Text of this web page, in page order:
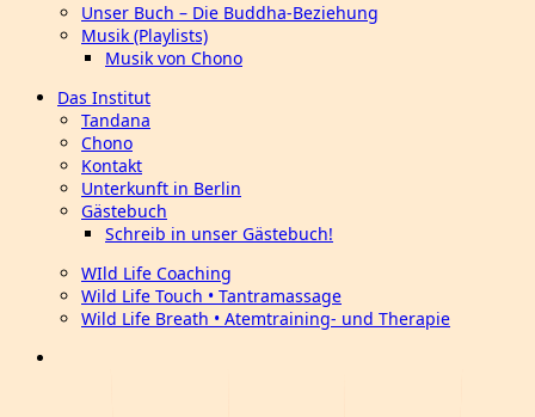
Unser Buch – Die Buddha-Beziehung
Musik (Playlists)
Musik von Chono
Das Institut
Tandana
Chono
Kontakt
Unterkunft in Berlin
Gästebuch
Schreib in unser Gästebuch!
WIld Life Coaching
Wild Life Touch • Tantramassage
Wild Life Breath • Atemtraining- und Therapie